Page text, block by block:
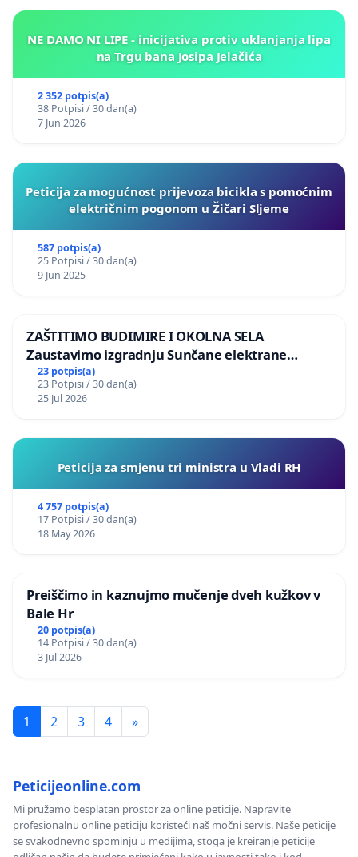
NE DAMO NI LIPE - inicijativa protiv uklanjanja lipa
na Trgu bana Josipa Jelačića
2 352 potpis(a)
38 Potpisi / 30 dan(a)
7 Jun 2026
Peticija za mogućnost prijevoza bicikla s pomoćnim
električnim pogonom u Žičari Sljeme
587 potpis(a)
25 Potpisi / 30 dan(a)
9 Jun 2025
ZAŠTITIMO BUDIMIRE I OKOLNA SELA
Zaustavimo izgradnju Sunčane elektrane
Vedrine na području Ugljana
23 potpis(a)
23 Potpisi / 30 dan(a)
25 Jul 2026
Peticija za smjenu tri ministra u Vladi RH
4 757 potpis(a)
17 Potpisi / 30 dan(a)
18 May 2026
Preiščimo in kaznujmo mučenje dveh kužkov v
Bale Hr
20 potpis(a)
14 Potpisi / 30 dan(a)
3 Jul 2026
1 2 3 4 »
Peticijeonline.com
Mi pružamo besplatan prostor za online peticije. Napravite
profesionalnu online peticiju koristeći naš močni servis. Naše peticije
se svakodnevno spominju u medijima, stoga je kreiranje peticije